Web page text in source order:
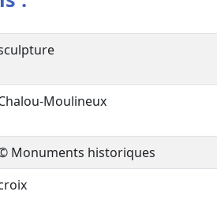
Moulineux
Monuments historiques